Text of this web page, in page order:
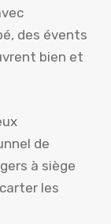
des évents
bien et
de
à siège
les